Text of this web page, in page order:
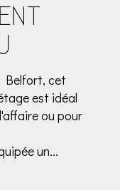
Belfort, cet
est idéal
ou pour
un...